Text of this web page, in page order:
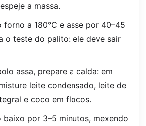
a massa.
forno a 180°C e asse por 40–45
o teste do palito: ele deve sair
assa, prepare a calda: em
leite condensado, leite de
e coco em flocos.
baixo por 3–5 minutos, mexendo